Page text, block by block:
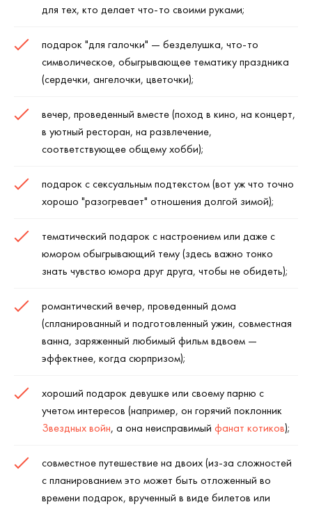
для тех, кто делает что-то своими руками;
подарок "для галочки" — безделушка, что-то
символическое, обыгрывающее тематику праздника
(сердечки, ангелочки, цветочки);
вечер, проведенный вместе (поход в кино, на концерт,
в уютный ресторан, на развлечение,
соответствующее общему хобби);
подарок с сексуальным подтекстом (вот уж что точно
хорошо "разогревает" отношения долгой зимой);
тематический подарок с настроением или даже с
юмором обыгрывающий тему (здесь важно тонко
знать чувство юмора друг друга, чтобы не обидеть);
романтический вечер, проведенный дома
(спланированный и подготовленный ужин, совместная
ванна, заряженный любимый фильм вдвоем —
эффектнее, когда сюрпризом);
хороший подарок девушке или своему парню с
учетом интересов (например, он горячий поклонник
Звездных войн, а она неисправимый фанат котиков);
совместное путешествие на двоих (из-за сложностей
с планированием это может быть отложенный во
времени подарок, врученный в виде билетов или